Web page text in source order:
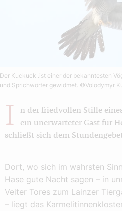
Der Kuckuck .ist einer der bekanntesten
und Sprichwörter gewidmet. ©Volodymyr
I
n der friedvollen Stille
ein unerwarteter Gast für
schließt sich dem
Dort, wo sich im wahrsten
Hase gute Nacht sagen – in
Veiter Tores zum Lainzer
– liegt das Karmelitinnenkloster